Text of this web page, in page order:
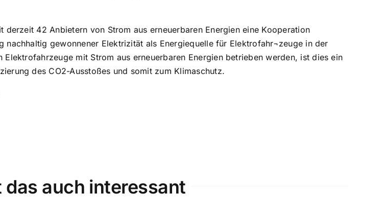
42 Anbietern von Strom aus erneuerbaren Energien eine Kooperation
nachhaltig gewonnener Elektrizität als Energiequelle für Elektrofahr¬zeuge in der
mit Strom aus erneuerbaren Energien betrieben werden, ist dies ein
des CO2-Ausstoßes und somit zum Klimaschutz.
auch interessant